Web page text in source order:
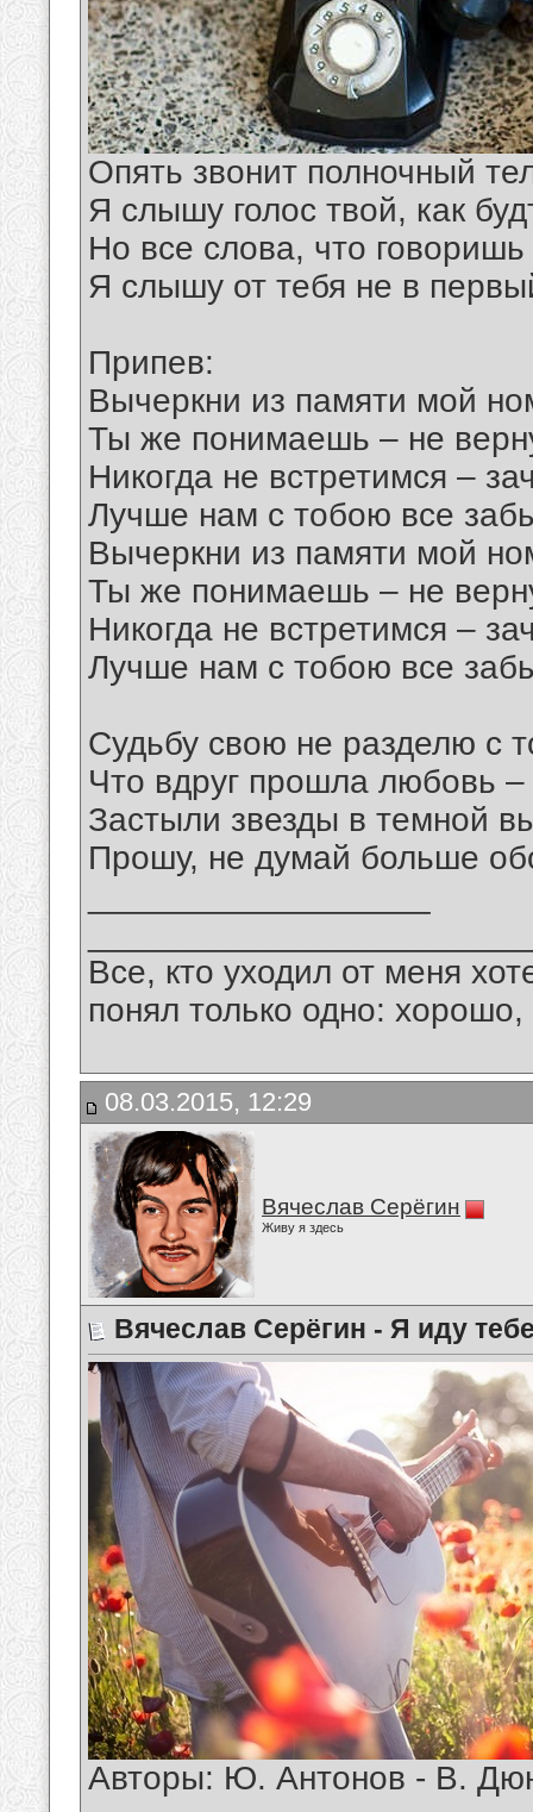
Опять звонит полночный
Я слышу голос твой, как
Но все слова, что говоришь
Я слышу от тебя не в
Припев:
Вычеркни из памяти мой
Ты же понимаешь – не
Никогда не встретимся –
Лучше нам с тобою все
Вычеркни из памяти мой
Ты же понимаешь – не
Никогда не встретимся –
Лучше нам с тобою все
Судьбу свою не разделю с
Что вдруг прошла любовь
Застыли звезды в темной
Прошу, не думай больше
Все, кто уходил от меня
понял только одно:
08.03.2015, 12:29
Вячеслав Серёгин
Живу я здесь
Вячеслав Серёгин - Я иду
Авторы: Ю. Антонов - В.